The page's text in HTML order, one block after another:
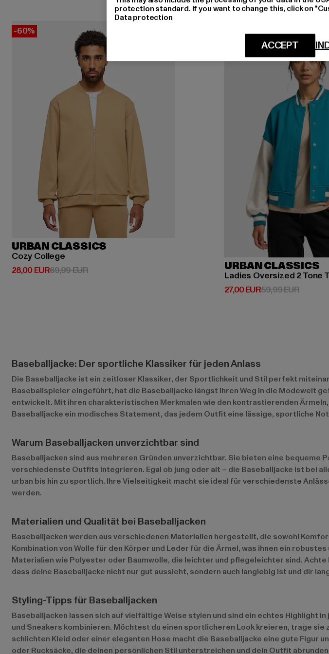
-60%
URBAN CLASSICS
Cozy College
28,00 EUR
Derzeitiger Preis: 28,00 EUR
69,99 EURAktionspreis: 69,99 EUR
-55%
URBAN CLASSICS
Ladies Oversized 2 Tone
27,00 EUR
Derzeitiger Preis: 27,00 EUR
59,99 EUR
Baseballjacke: Der sportliche Klassiker für jeden Anlass
Die Baseballjacke ist ein zeitloser Klassiker, der Sportlichkeit und Stil perfekt
Baseballspieler eingeführt, hat die Baseballjacke längst ihren Weg in die Modewelt
entwickelt. Mit ihren charakteristischen Merkmalen wie den kontrastierenden
Baseballjacke ein modisches Statement, das jedem Outfit eine lässige, sportliche
Warum Baseballjacken unverzichtbar sind
Baseballjacken sind aus mehreren Gründen unverzichtbar. Sie bieten eine bequeme
verschiedenste Outfits integrieren. Egal ob jung oder alt – die Baseballjacke ist bei
urban bis hin zu sportlich. Ihre Vielseitigkeit macht sie ideal für verschiedenste
werden.
Materialien und Qualität bei Baseballjacken
Baseballjacken werden aus verschiedenen Materialien hergestellt, die sowohl
Kombination von Wolle für den Körper und Leder für die Ärmel, was ihnen ein
Materialien wie Polyester oder Baumwolle, die leichter und pflegeleichter sind.
dass deine Baseballjacke nicht nur gut aussieht, sondern auch langlebig ist und dir
Styling-Tipps für Baseballjacken
Baseballjacken lassen sich auf vielfältige Weise stylen und sind ein echtes Highlight
und Sneakers kombinieren. Möchtest du einen sportlicheren Look kreieren, trage
schlichten Kleid oder einer eleganten Hose macht die Baseballjacke eine gute Figur
oder Rucksäcke, die deinen persönlichen Stil unterstreichen und dein Outfit
protection standard. If you want to change this, click on
Data protection
ACCEPT